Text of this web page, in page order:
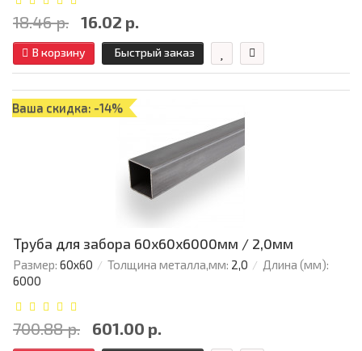
18.46 р. 16.02 р.
В корзину Быстрый заказ
Ваша скидка: -14%
Труба для забора 60х60x6000мм / 2,0мм
Размер: 60х60 Толщина металла,мм: 2,0
Длина (мм):
6000
700.88 р. 601.00 р.